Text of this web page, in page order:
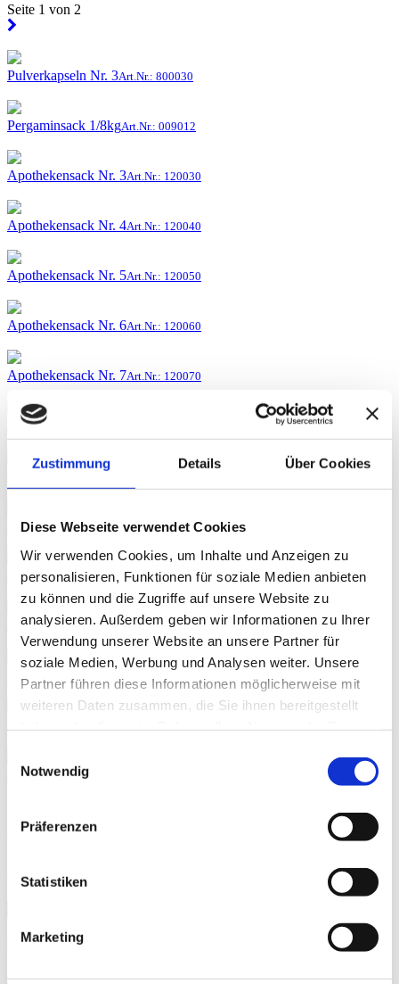
Zustimmung Details Über Cookies
Diese Webseite verwendet Cookies
Wir verwenden Cookies, um Inhalte und Anzeigen zu
personalisieren, Funktionen für soziale Medien anbieten
zu können und die Zugriffe auf unsere Website zu
analysieren. Außerdem geben wir Informationen zu Ihrer
Verwendung unserer Website an unsere Partner für
soziale Medien, Werbung und Analysen weiter. Unsere
Partner führen diese Informationen möglicherweise mit
weiteren Daten zusammen, die Sie ihnen bereitgestellt
Notwendig
Präferenzen
Statistiken
Marketing
Seite 1 von 2
Pulverkapseln Nr. 3Art.Nr.: 800030
Pergaminsack 1/8kgArt.Nr.: 009012
Apothekensack Nr. 3Art.Nr.: 120030
Apothekensack Nr. 4Art.Nr.: 120040
Apothekensack Nr. 5Art.Nr.: 120050
Apothekensack Nr. 6Art.Nr.: 120060
Apothekensack Nr. 7Art.Nr.: 120070
Apothekensack Nr. 8
Apothekensack Nr. 9
Bodensack 0,25kgArt.Nr.: 018025
Bodensack 0,5kgArt.Nr.: 018050
Bodensack 1kgArt.Nr.: 018100
Pulverkapseln Kleinmenge
Seite 1 von 2
Sortierung
Kategorien